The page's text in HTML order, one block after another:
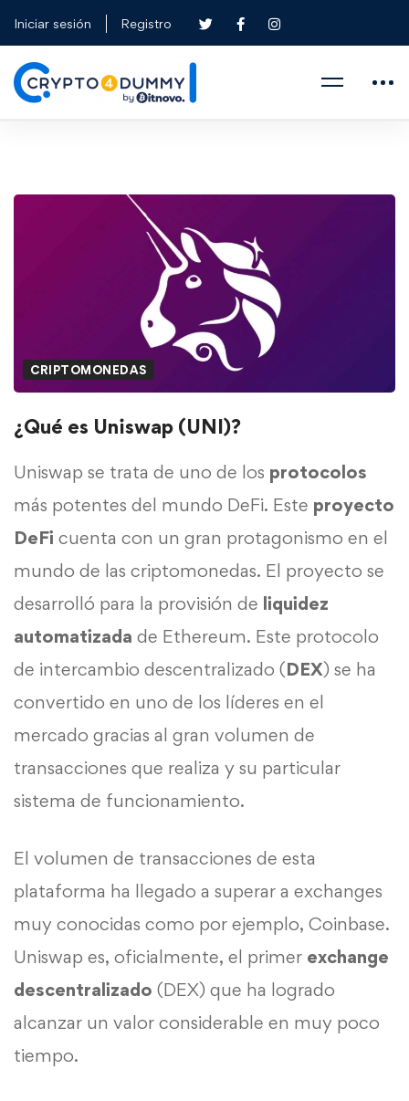
Iniciar sesión Registro
CRIPTOMONEDAS
¿Qué es Uniswap (UNI)?
Uniswap se trata de uno de los protocolos
más potentes del mundo DeFi. Este proyecto
DeFi cuenta con un gran protagonismo en el
mundo de las criptomonedas. El proyecto se
desarrolló para la provisión de liquidez
automatizada de Ethereum. Este protocolo
de intercambio descentralizado (DEX) se ha
convertido en uno de los líderes en el
mercado gracias al gran volumen de
transacciones que realiza y su particular
sistema de funcionamiento.
El volumen de transacciones de esta
plataforma ha llegado a superar a exchanges
muy conocidas como por ejemplo, Coinbase.
Uniswap es, oficialmente, el primer exchange
descentralizado (DEX) que ha logrado
alcanzar un valor considerable en muy poco
tiempo.